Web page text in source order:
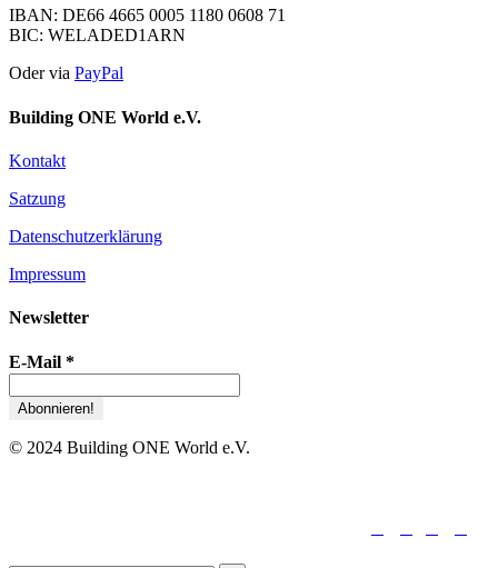
IBAN: DE66 4665 0005 1180 0608 71
BIC: WELADED1ARN
Oder via PayPal
Building ONE World e.V.
Kontakt
Satzung
Datenschutzerklärung
Impressum
Newsletter
E-Mail *
© 2024 Building ONE World e.V.